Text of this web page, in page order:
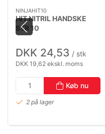
NINJAHIT10
HIT NITRIL HANDSKE
STR 10
DKK 24,53 / stk
DKK 19,62 ekskl. moms
Køb nu
2 på lager